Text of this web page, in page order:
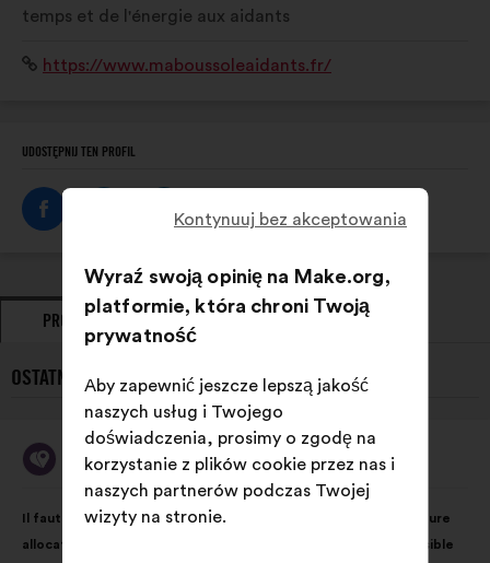
temps et de l'énergie aux aidants
Strona
https://www.maboussoleaidants.fr/
UDOSTĘPNIJ TEN PROFIL
PROPOZYCJE ZAJĘTE STANOWISKA
OSTATNIE PROPOZYCJE {NAME}}:
Propozycja:Ma Boussole Aidants
propozycji:
Il faut rendre possible le virage domiciliaire grâce à une meilleure
allocation des moyens en faveur des solutions le rendant possible
czym
głosy
Kontynuuj bez akceptowania
Wyraź swoją opinię na Make.org,
platformie, która chroni Twoją
prywatność
Aby zapewnić jeszcze lepszą jakość
naszych usług i Twojego
doświadczenia, prosimy o zgodę na
korzystanie z plików cookie przez nas i
naszych partnerów podczas Twojej
wizyty na stronie.